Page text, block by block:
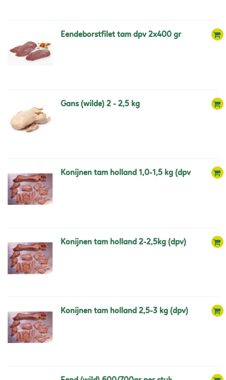
eendeborstfilet tam dpv 2x400 gr
gans (wilde) 2 - 2,5 kg
konijnen tam holland 1,0-1,5 kg (dpv
konijnen tam holland 2-2,5kg (dpv)
konijnen tam holland 2,5-3 kg (dpv)